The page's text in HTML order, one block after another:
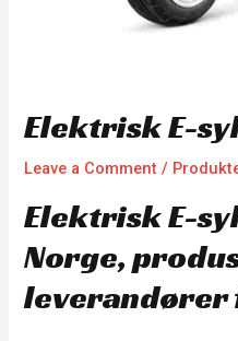
Elektrisk E-
Leave a Comment /
Elektrisk E-
Norge,
leverandører